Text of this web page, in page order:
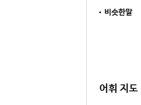
비슷한말
어휘 지도